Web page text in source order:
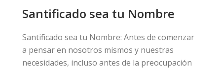
Santificado sea tu Nombre
​Santificado sea tu Nombre: Antes de comenzar
a pensar en nosotros mismos y nuestras
necesidades, incluso antes de la preocupación